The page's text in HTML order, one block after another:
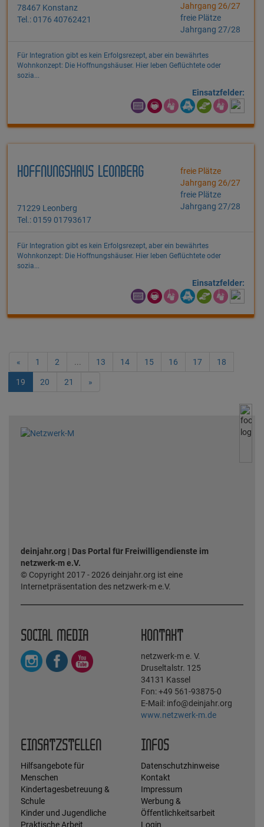
78467 Konstanz
Tel.: 0176 40762421
Jahrgang 26/27
freie Plätze
Jahrgang 27/28
Für Integration gibt es kein Erfolgsrezept, aber ein bewährtes
Wohnkonzept: Die Hoffnungshäuser. Hier leben Geflüchtete oder
sozia...
Einsatzfelder:
HOFFNUNGSHAUS LEONBERG
71229 Leonberg
Tel.: 0159 01793617
freie Plätze
Jahrgang 26/27
freie Plätze
Jahrgang 27/28
Für Integration gibt es kein Erfolgsrezept, aber ein bewährtes
Wohnkonzept: Die Hoffnungshäuser. Hier leben Geflüchtete oder
sozia...
Einsatzfelder:
« 1 2 ... 13 14 15 16 17 18
19 20 21 »
deinjahr.org | Das Portal für Freiwilligendienste im
netzwerk-m e.V.
© Copyright 2017 - 2026 deinjahr.org ist eine
Internetpräsentation des netzwerk-m e.V.
SOCIAL MEDIA KONTAKT
netzwerk-m e. V.
Druseltalstr. 125
34131 Kassel
Fon: +49 561-93875-0
E-Mail: info@deinjahr.org
www.netzwerk-m.de
EINSATZSTELLEN
Hilfsangebote für
Menschen
Kindertagesbetreuung &
Schule
Kinder und Jugendliche
Praktische Arbeit
INFOS
Datenschutzhinweise
Kontakt
Impressum
Werbung &
Öffentlichkeitsarbeit
Login